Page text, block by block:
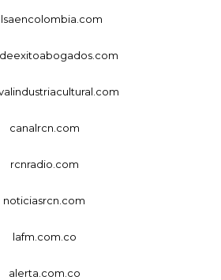
canalrcn.com
rcnradio.com
noticiasrcn.com
lafm.com.co
alerta.com.co